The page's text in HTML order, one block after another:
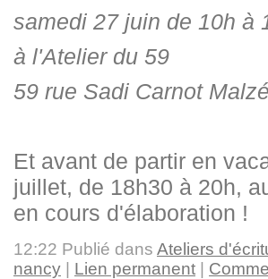
samedi 27 juin de 10h à
à l'Atelier du 59
59 rue Sadi Carnot
Et avant de partir en
juillet, de 18h30 à 20h,
en cours d'élaboration !
12:22 Publié dans Ateliers
nancy
Lien permanent